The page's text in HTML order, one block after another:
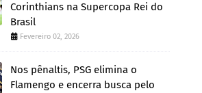
Corinthians na Supercopa Rei do
Brasil
Fevereiro 02, 2026
Nos pênaltis, PSG elimina o
Flamengo e encerra busca pelo